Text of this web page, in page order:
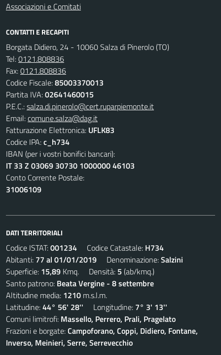
Associazioni e Comitati
CONTATTI E RECAPITI
Borgata Didiero, 24 - 10060 Salza di Pinerolo (TO)
Tel:0121.808836
Fax:0121.808836
Codice Fiscale:85003370013
Partita IVA:02641460015
P.E.C.:salza.di.pinerolo@cert.ruparpiemonte.it
Email:comune.salza@dag.it
Fatturazione Elettronica: UFLK83
Codice IPA:c_h734
IBAN (per i vostri bonifici bancari):
IT 33 Z 03069 30730 1000000 46103
Conto Corrente Postale:
31006109
DATI TERRITORIALI
Codice ISTAT:001234 Codice Catastale: H734
Abitanti: 77 al 01/01/2019 Denominazione:Salzini
Superficie: 15,89 Kmq. Densità: 5 (ab/kmq.)
Santo patrono: Beata Vergine - 8 settembre
Altitudine media: 1210 m.s.l.m.
Latitudine:44° 56' 28'' Longitudine: 7° 3' 13''
Comuni limitrofi: Massello, Perrero, Prali, Pragelato
Frazioni e borgate:Campoforano, Coppi, Didiero, Fontane,
Inverso, Meinieri, Serre, Serrevecchio